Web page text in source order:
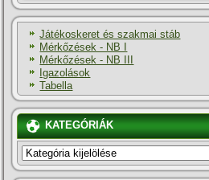
Játékoskeret és szakmai stáb
Mérkőzések - NB I
Mérkőzések - NB III
Igazolások
Tabella
KATEGÓRIÁK
KATEGÓRIÁK